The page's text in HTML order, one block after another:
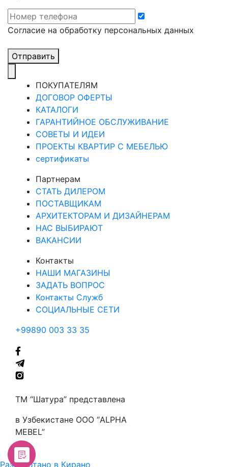
Cогласие на обработку персональных данных
Отправить
ПОКУПАТЕЛЯМ
ДОГОВОР ОФЕРТЫ
КАТАЛОГИ
ГАРАНТИЙНОЕ ОБСЛУЖИВАНИЕ
СОВЕТЫ И ИДЕИ
ПРОЕКТЫ КВАРТИР С МЕБЕЛЬЮ
сертификаты
Партнерам
СТАТЬ ДИЛЕРОМ
ПОСТАВЩИКАМ
АРХИТЕКТОРАМ И ДИЗАЙНЕРАМ
НАС ВЫБИРАЮТ
ВАКАНСИИ
Контакты
НАШИ МАГАЗИНЫ
ЗАДАТЬ ВОПРОС
Контакты Служб
СОЦИАЛЬНЫЕ СЕТИ
+99890 003 33 35
ТМ “Шатура” представлена
в Узбекистане ООО “ALPHA
MEBEL”
Разработано в Кирано